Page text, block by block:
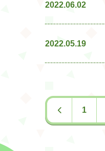
2022.06.02
2022.05.19
1